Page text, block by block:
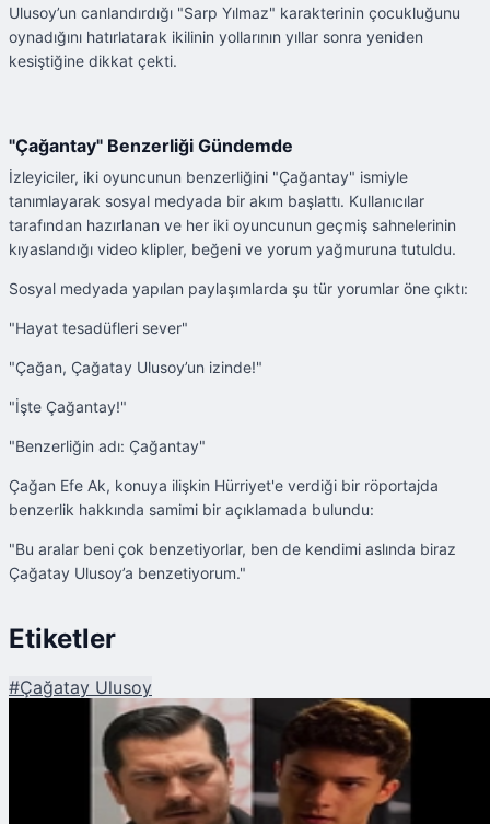
Ulusoy’un canlandırdığı "Sarp Yılmaz" karakterinin çocukluğunu
oynadığını hatırlatarak ikilinin yollarının yıllar sonra yeniden
kesiştiğine dikkat çekti.
"Çağantay" Benzerliği Gündemde
İzleyiciler, iki oyuncunun benzerliğini "Çağantay" ismiyle
tanımlayarak sosyal medyada bir akım başlattı. Kullanıcılar
tarafından hazırlanan ve her iki oyuncunun geçmiş sahnelerinin
kıyaslandığı video klipler, beğeni ve yorum yağmuruna tutuldu.
Sosyal medyada yapılan paylaşımlarda şu tür yorumlar öne çıktı:
"Hayat tesadüfleri sever"
"Çağan, Çağatay Ulusoy’un izinde!"
"İşte Çağantay!"
"Benzerliğin adı: Çağantay"
Çağan Efe Ak, konuya ilişkin Hürriyet'e verdiği bir röportajda
benzerlik hakkında samimi bir açıklamada bulundu:
"Bu aralar beni çok benzetiyorlar, ben de kendimi aslında biraz
Çağatay Ulusoy’a benzetiyorum."
Etiketler
#Çağatay Ulusoy